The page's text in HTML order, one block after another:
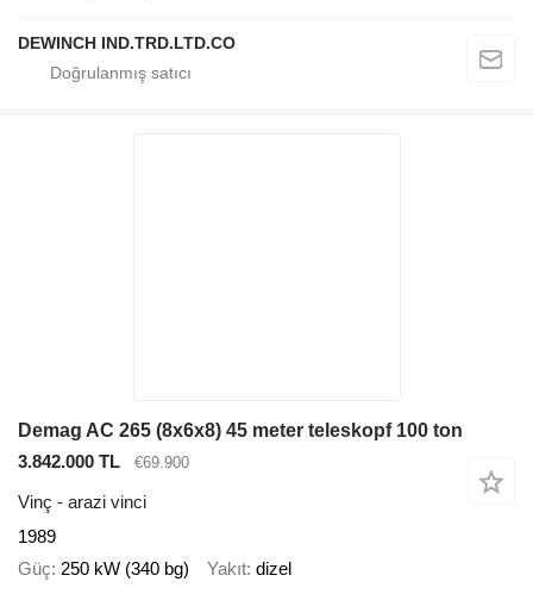
DEWINCH IND.TRD.LTD.CO
Demag AC 265 (8x6x8) 45 meter teleskopf 100 ton
3.842.000 TL
€69.900
Vinç - arazi vinci
1989
Güç 250 kW (340 bg) Yakıt dizel